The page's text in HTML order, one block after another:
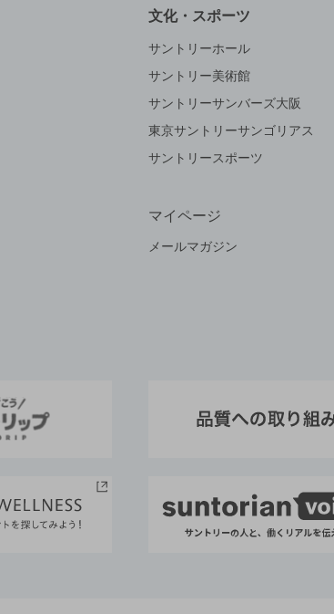
文化・スポーツ
サントリーホール
サントリー美術館
サントリーサンバーズ大阪
東京サントリーサンゴリアス
サントリースポーツ
マイページ
メールマガジン